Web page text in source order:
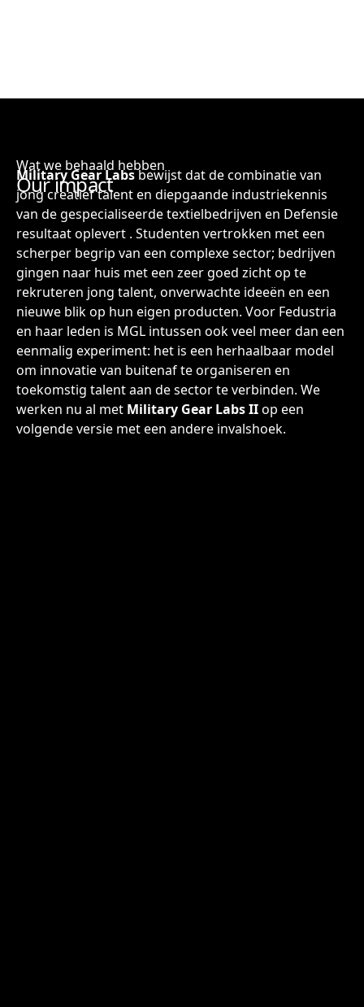
Wat we behaald hebben
Our impact
Military Gear Labsbewijst dat de combinatie van
jong creatief talent en diepgaande industriekennis
van de gespecialiseerde textielbedrijven en Defensie
resultaat oplevert . Studenten vertrokken met een
scherper begrip van een complexe sector; bedrijven
gingen naar huis met een zeer goed zicht op te
rekruteren jong talent, onverwachte ideeën en een
nieuwe blik op hun eigen producten. Voor Fedustria
en haar leden is MGL intussen ook veel meer dan een
eenmalig experiment: het is een herhaalbaar model
om innovatie van buitenaf te organiseren en
toekomstig talent aan de sector te verbinden. We
werken nu al met Military Gear Labs IIop een
volgende versie met een andere invalshoek.